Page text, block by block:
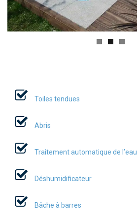
TOILES TENDUES
CHAUFFAGE
NOUS CONTACTER
Toiles tendues
Abris
Traitement automatique de l’eau
Déshumidificateur
Bâche à barres